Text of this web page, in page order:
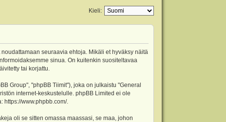
Kieli:
seuraavia ehtoja. Mikäli et hyväksy näitä
sinua. On kuitenkin suositeltavaa
tai korjattu.
Group", "phpBB Tiimit"), joka on julkaistu "General
internet-keskustelulle. phpBB Limited ei ole
https://www.phpbb.com/.
oli se sitten omassa maassasi, se maa, johon